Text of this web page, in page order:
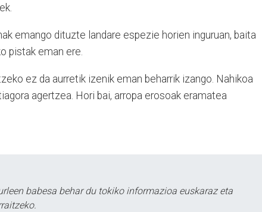
emango dituzte landare espezie horien inguruan, baita
pistak eman ere.
ez da aurretik izenik eman beharrik izango. Nahikoa
agertzea. Hori bai, arropa erosoak eramatea
babesa behar du tokiko informazioa euskaraz eta